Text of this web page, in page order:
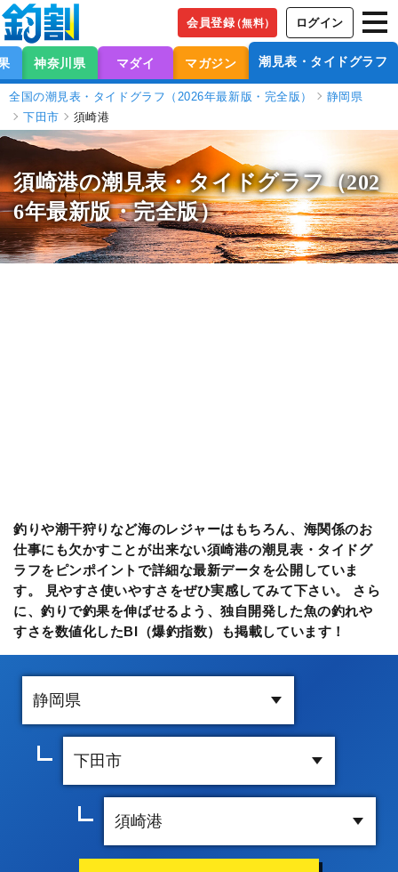
会員登録（無料） ログイン
神奈川県 マダイ マガジン 潮見表・タイドグラフ
全国の潮見表・タイドグラフ（2026年最新版・完全版）
静岡県
下田市
須崎港
須崎港の潮見表・タイドグラフ（202
6年最新版・完全版）
釣りや潮干狩りなど海のレジャーはもちろん、海関係のお
仕事にも欠かすことが出来ない須崎港の潮見表・タイドグ
ラフをピンポイントで詳細な最新データを公開していま
す。 見やすさ使いやすさをぜひ実感してみて下さい。 さら
に、釣りで釣果を伸ばせるよう、独自開発した魚の釣れや
すさを数値化したBI（爆釣指数）も掲載しています！